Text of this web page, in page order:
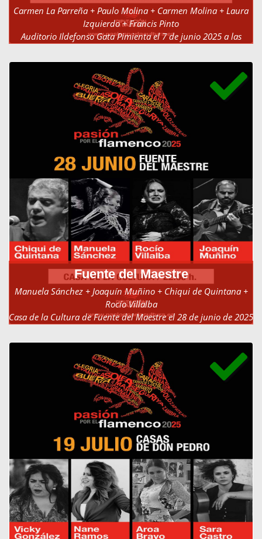
Carmen La Parreña + Paulo Molina + Carmen Molina + Laura
Izquierdo + Francis Pinto
Auditorio Ildefonso Gata Pimienta el 7 de junio 2025 a las
Fuente del Maestre
Manuela Sánchez + Joaquín Muñino + Chiqui de Quintana +
Rocío Villalba
Casa de la Cultura de Fuente del Maestre el 28 de junio de 2025